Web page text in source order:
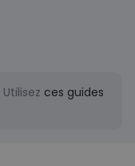
Utilisez ces guides